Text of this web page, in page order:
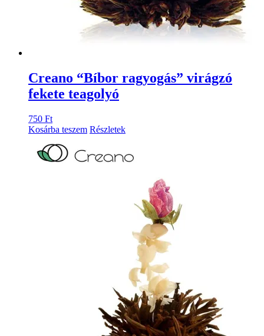
Creano “Bíbor ragyogás” virágzó
fekete teagolyó
750 Ft
Kosárba teszem Részletek